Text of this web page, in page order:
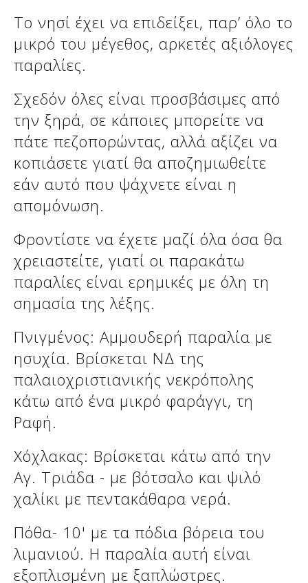
Δείτε μας:
Το νησί έχει να επιδείξει, παρ’ όλο το
μικρό του μέγεθος, αρκετές αξιόλογες
παραλίες.
Σχεδόν όλες είναι προσβάσιμες από
την ξηρά, σε κάποιες μπορείτε να
πάτε πεζοπορώντας, αλλά αξίζει να
κοπιάσετε γιατί θα αποζημιωθείτε
εάν αυτό που ψάχνετε είναι η
απομόνωση.
Φροντίστε να έχετε μαζί όλα όσα θα
χρειαστείτε, γιατί οι παρακάτω
παραλίες είναι ερημικές με όλη τη
σημασία της λέξης.
Πνιγμένος: Αμμουδερή παραλία με
ησυχία. Βρίσκεται ΝΔ της
παλαιοχριστιανικής νεκρόπολης
κάτω από ένα μικρό φαράγγι, τη
Ραφή.
Χόχλακας: Βρίσκεται κάτω από την
Αγ. Τριάδα - με βότσαλο και ψιλό
χαλίκι με πεντακάθαρα νερά.
Πόθα- 10' με τα πόδια βόρεια του
λιμανιού. Η παραλία αυτή είναι
εξοπλισμένη με ξαπλώστρες.